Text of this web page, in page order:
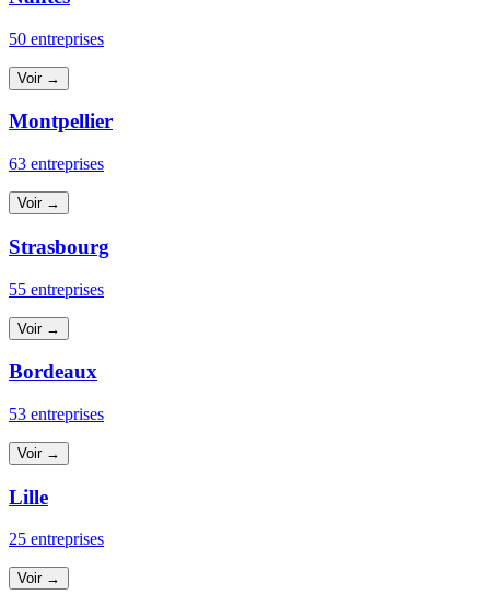
50 entreprises
Voir →
Montpellier
63 entreprises
Voir →
Strasbourg
55 entreprises
Voir →
Bordeaux
53 entreprises
Voir →
Lille
25 entreprises
Voir →